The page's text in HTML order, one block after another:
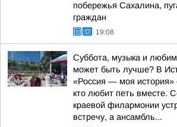
побережья Сахалина,
граждан
19:08
Суббота, музыка и
может быть лучше? В
«Россия — моя история»
кто любит петь вместе.
краевой филармонии
встречу, а ансамбль...